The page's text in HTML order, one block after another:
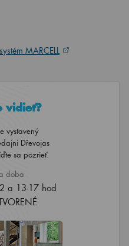
MARCELL
vidieť?
vystavený
Dřevojas
sa pozrieť.
doba
a 13-17 hod